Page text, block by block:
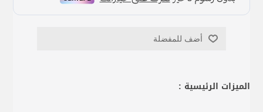
أضف للمفضلة
الميزات الرئيسية :